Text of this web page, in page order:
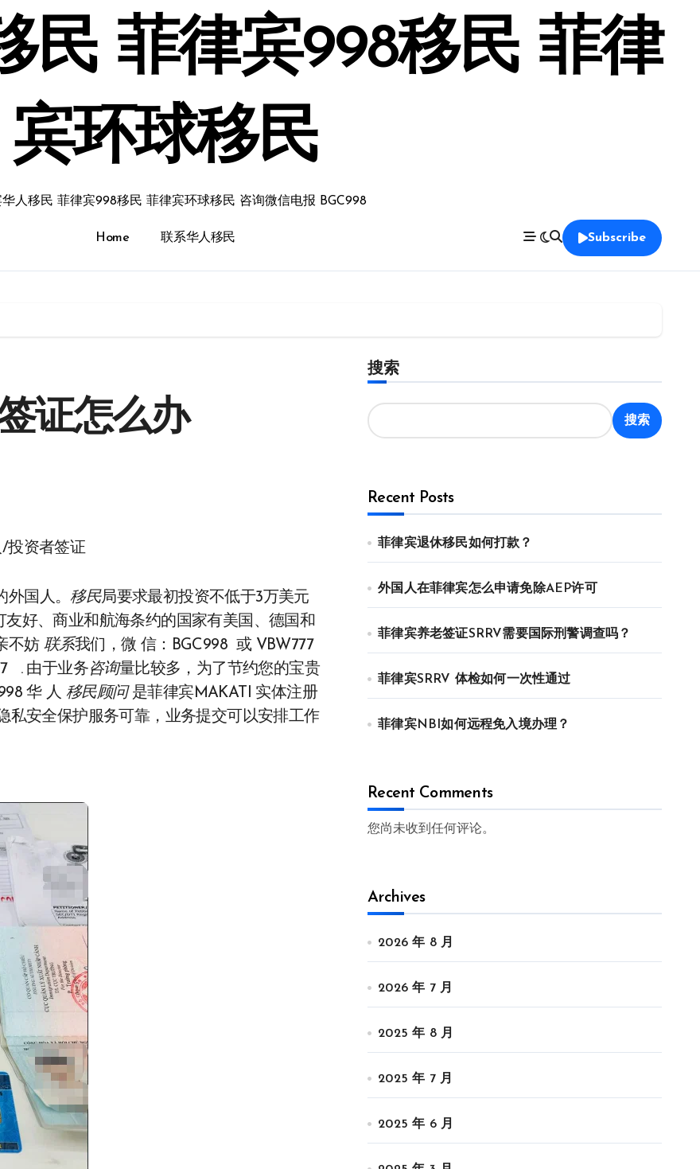
民 菲律宾998移民 菲律
宾环球移民
人移民 菲律宾998移民 菲律宾环球移民 咨询微信电报 BGC998
Home 联系华人移民 Subscribe
证怎么办
投资者签证
外国人。移民局要求最初投资不低于3万美元
好、商业和航海条约的国家有美国、德国和
不妨 联系我们，微 信：BGC998 或 VBW777
. 由于业务咨询量比较多，为了节约您的宝贵
华 人移民顾问是菲律宾MAKATI 实体注册
私安全保护服务可靠，业务提交可以安排工作
搜索
搜索
Recent Posts
菲律宾退休移民如何打款？
外国人在菲律宾怎么申请免除AEP许可
菲律宾养老签证SRRV需要国际刑警调查吗？
菲律宾SRRV 体检如何一次性通过
菲律宾NBI如何远程免入境办理？
Recent Comments
您尚未收到任何评论。
Archives
2026 年 8 月
2026 年 7 月
2025 年 8 月
2025 年 7 月
2025 年 6 月